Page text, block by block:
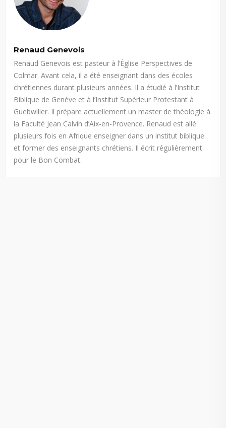
Renaud Genevois
Renaud Genevois est pasteur à l’Église Perspectives de
Colmar. Avant cela, il a été enseignant dans des écoles
chrétiennes durant plusieurs années. Il a étudié à l’Institut
Biblique de Genève et à l’Institut Supérieur Protestant à
Guebwiller. Il prépare actuellement un master de théologie à
la Faculté Jean Calvin d’Aix-en-Provence. Renaud est allé
plusieurs fois en Afrique enseigner dans un institut biblique
et former des enseignants chrétiens. Il écrit régulièrement
pour le Bon Combat.